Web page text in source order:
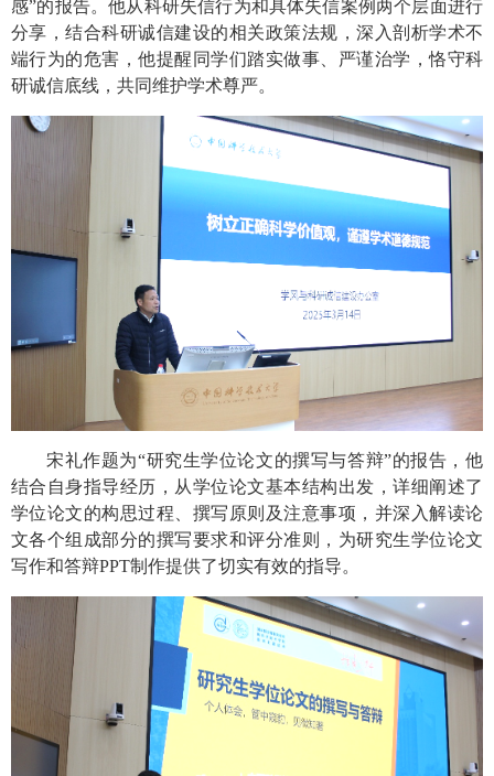
感”的报告。他从科研失信行为和具体失信案例两个层面进行
分享，结合科研诚信建设的相关政策法规，深入剖析学术不
端行为的危害，他提醒同学们踏实做事、严谨治学，恪守科
研诚信底线，共同维护学术尊严。
宋礼作题为“研究生学位论文的撰写与答辩”的报告，他
结合自身指导经历，从学位论文基本结构出发，详细阐述了
学位论文的构思过程、撰写原则及注意事项，并深入解读论
文各个组成部分的撰写要求和评分准则，为研究生学位论文
写作和答辩PPT制作提供了切实有效的指导。